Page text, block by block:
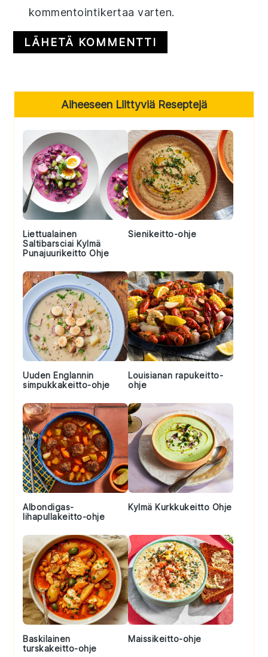
kommentointikertaa varten.
Primary
Sidebar
Aiheeseen Liittyviä Reseptejä
Liettualainen
Saltibarsciai Kylmä
Punajuurikeitto Ohje
Sienikeitto-ohje
Uuden Englannin
simpukkakeitto-ohje
Louisianan rapukeitto-
ohje
Albondigas-
lihapullakeitto-ohje
Kylmä Kurkkukeitto Ohje
Baskilainen
turskakeitto-ohje
Maissikeitto-ohje